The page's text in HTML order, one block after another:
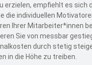
erzielen, empfiehlt es sich
die individuellen
Ihrer Mitarbeiter*innen
Sie von messbar
durch stetig
in die Höhe zu treiben.